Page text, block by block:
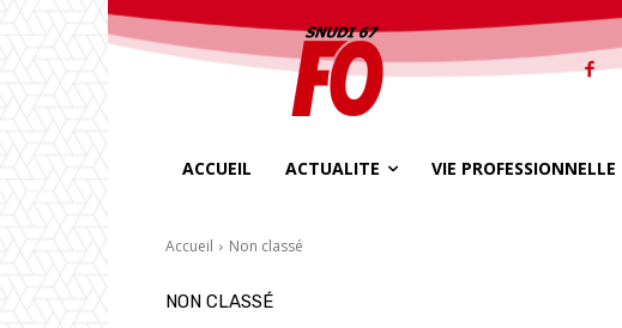
ACCUEIL ACTUALITE VIE PROFESSIONNELLE
Accueil Non classé
NON CLASSÉ